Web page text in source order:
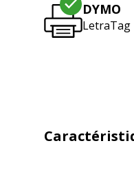
DYMO
LetraTag